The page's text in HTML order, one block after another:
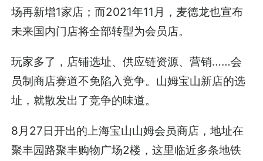
场再新增1家店；而2021年11月，麦德龙也宣布
未来国内门店将全部转型为会员店。
玩家多了，店铺选址、供应链资源、营销……会
员制商店赛道不免陷入竞争。山姆宝山新店的选
址，就散发出了竞争的味道。
8月27日开出的上海宝山山姆会员商店，地址在
聚丰园路聚丰购物广场2楼，这里临近多条地铁